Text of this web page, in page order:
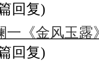
回复)
一《金风玉
回复)